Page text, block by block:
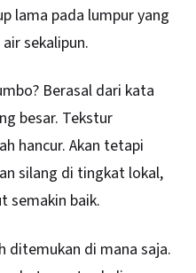
lama pada lumpur yang
sekalipun.
Berasal dari kata
besar. Tekstur
hancur. Akan tetapi
silang di tingkat lokal,
semakin baik.
ditemukan di mana saja.